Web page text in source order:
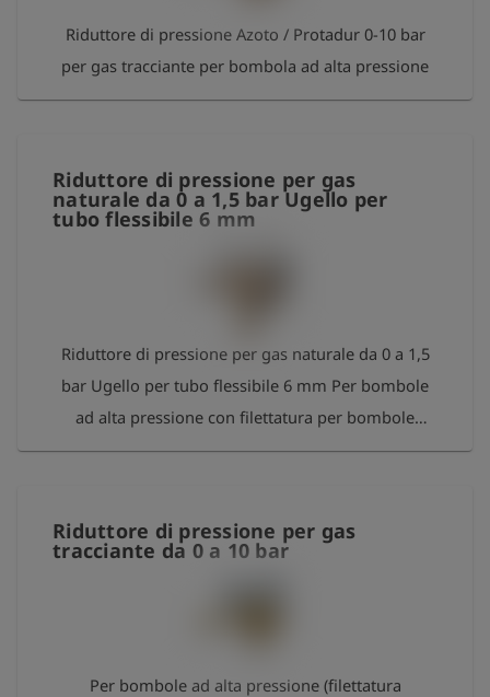
Riduttore di pressione Azoto / Protadur 0-10 bar
per gas tracciante per bombola ad alta pressione
Riduttore di pressione per gas
naturale da 0 a 1,5 bar Ugello per
tubo flessibile 6 mm
Riduttore di pressione per gas naturale da 0 a 1,5
bar Ugello per tubo flessibile 6 mm Per bombole
ad alta pressione con filettatura per bombole
Manometro200 bar Gas combustibile secondo DIN
Riduttore di pressione per gas
tracciante da 0 a 10 bar
Per bombole ad alta pressione (filettatura